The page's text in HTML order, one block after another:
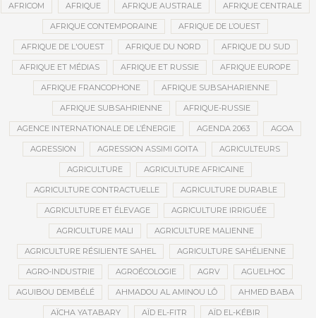
AFRICOM AFRIQUE AFRIQUE AUSTRALE AFRIQUE CENTRALE
AFRIQUE CONTEMPORAINE AFRIQUE DE L’OUEST
AFRIQUE DE L'OUEST AFRIQUE DU NORD AFRIQUE DU SUD
AFRIQUE ET MÉDIAS AFRIQUE ET RUSSIE AFRIQUE EUROPE
AFRIQUE FRANCOPHONE AFRIQUE SUBSAHARIENNE
AFRIQUE SUBSAHRIENNE AFRIQUE-RUSSIE
AGENCE INTERNATIONALE DE L’ÉNERGIE AGENDA 2063 AGOA
AGRESSION AGRESSION ASSIMI GOITA AGRICULTEURS
AGRICULTURE AGRICULTURE AFRICAINE
AGRICULTURE CONTRACTUELLE AGRICULTURE DURABLE
AGRICULTURE ET ÉLEVAGE AGRICULTURE IRRIGUÉE
AGRICULTURE MALI AGRICULTURE MALIENNE
AGRICULTURE RÉSILIENTE SAHEL AGRICULTURE SAHÉLIENNE
AGRO-INDUSTRIE AGROÉCOLOGIE AGRV AGUELHOC
AGUIBOU DEMBÉLÉ AHMADOU AL AMINOU LÔ AHMED BABA
AÏCHA YATABARY AÏD EL-FITR AÏD EL-KÉBIR